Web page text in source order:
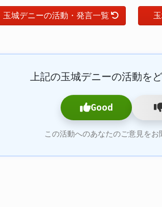
玉城デニーの活動・発言一覧
上記の玉城デニーの活動を
Good
この活動へのあなたのご意見をお